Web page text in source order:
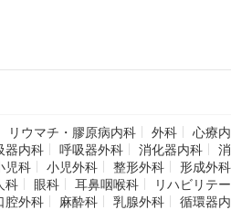
リウマチ・膠原病内科 外科
心療
器内科 呼吸器外科 消化器内科
児科 小児外科 整形外科
形成外科
科 眼科 耳鼻咽喉科
リハビリテ
腔外科 麻酔科 乳腺外科
循環器